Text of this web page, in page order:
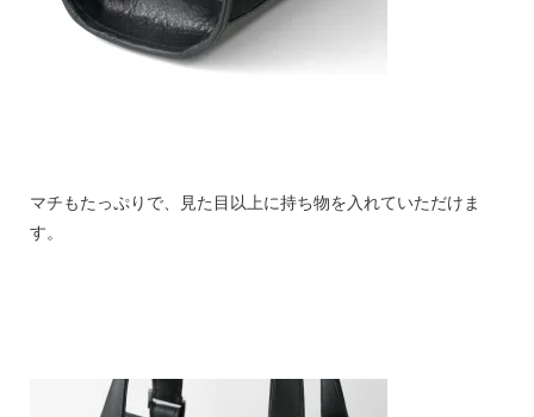
マチもたっぷりで、見た目以上に持ち物を入れていただけま
す。